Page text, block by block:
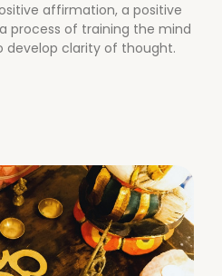
affirmation, a positive
process of training the mind
develop clarity of thought.